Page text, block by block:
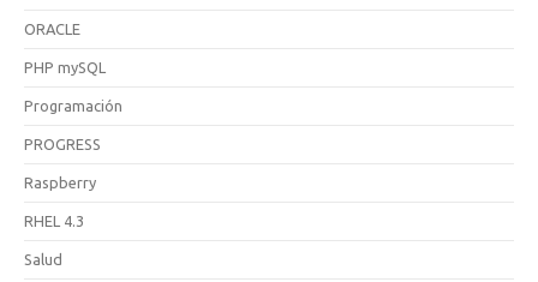
ORACLE
PHP mySQL
Programación
PROGRESS
Raspberry
RHEL 4.3
Salud